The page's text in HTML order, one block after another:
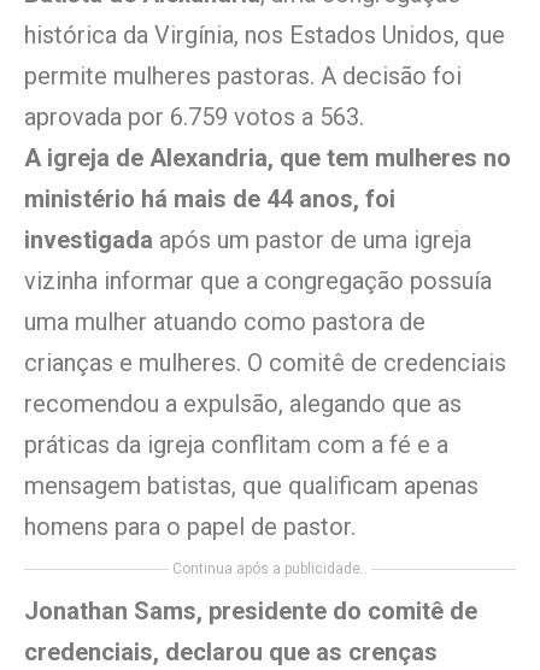
histórica da Virgínia, nos Estados Unidos, que
permite mulheres pastoras. A decisão foi
aprovada por 6.759 votos a 563.
A igreja de Alexandria, que tem mulheres no
ministério há mais de 44 anos, foi
investigada após um pastor de uma igreja
vizinha informar que a congregação possuía
uma mulher atuando como pastora de
crianças e mulheres. O comitê de credenciais
recomendou a expulsão, alegando que as
práticas da igreja conflitam com a fé e a
mensagem batistas, que qualificam apenas
homens para o papel de pastor.
Continua após a publicidade..
Jonathan Sams, presidente do comitê de
credenciais, declarou que as crenças